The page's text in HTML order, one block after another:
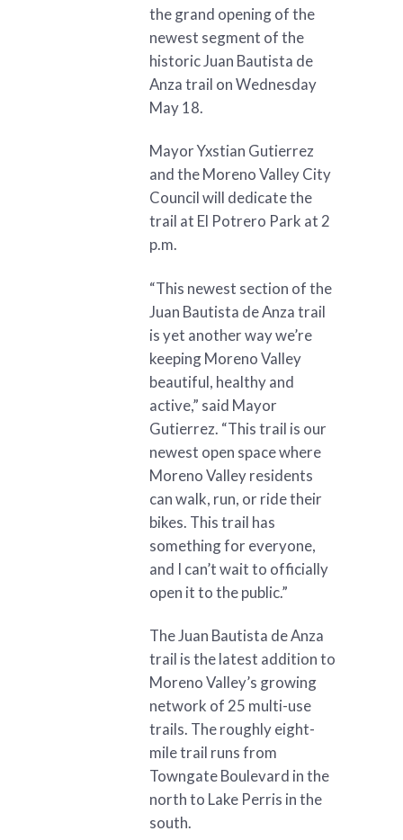
the grand opening of the
newest segment of the
historic Juan Bautista de
Anza trail on Wednesday
May 18.
Mayor Yxstian Gutierrez
and the Moreno Valley City
Council will dedicate the
trail at El Potrero Park at 2
p.m.
“This newest section of the
Juan Bautista de Anza trail
is yet another way we’re
keeping Moreno Valley
beautiful, healthy and
active,” said Mayor
Gutierrez. “This trail is our
newest open space where
Moreno Valley residents
can walk, run, or ride their
bikes. This trail has
something for everyone,
and I can’t wait to officially
open it to the public.”
The Juan Bautista de Anza
trail is the latest addition to
Moreno Valley’s growing
network of 25 multi-use
trails. The roughly eight-
mile trail runs from
Towngate Boulevard in the
north to Lake Perris in the
south.